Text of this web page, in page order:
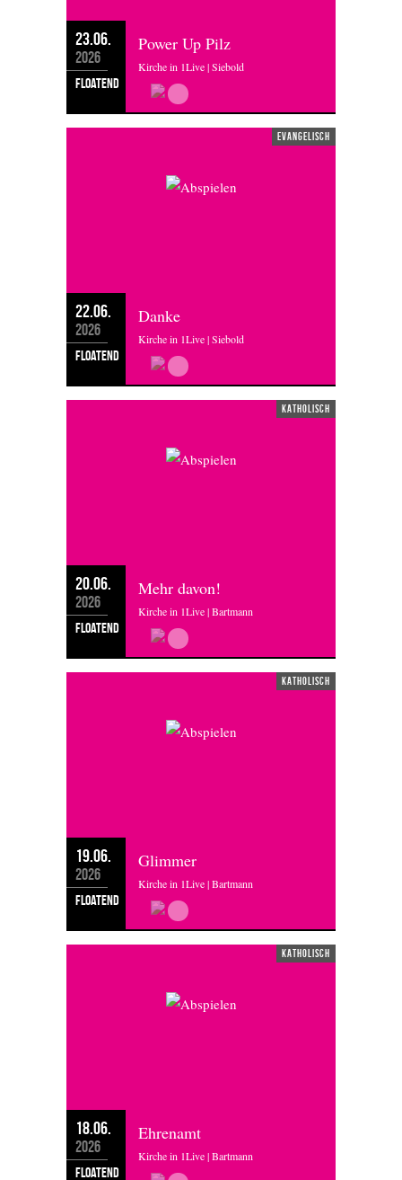
23.06.
2026
floatend
Power Up Pilz
Kirche in 1Live | Siebold
evangelisch
22.06.
2026
floatend
Danke
Kirche in 1Live | Siebold
katholisch
20.06.
2026
floatend
Mehr davon!
Kirche in 1Live | Bartmann
katholisch
19.06.
2026
floatend
Glimmer
Kirche in 1Live | Bartmann
katholisch
18.06.
2026
floatend
Ehrenamt
Kirche in 1Live | Bartmann